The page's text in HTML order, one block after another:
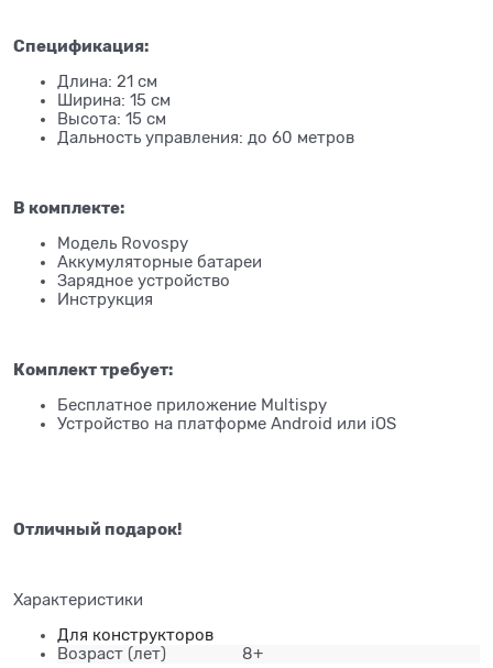
Спецификация:
Длина: 21 см
Ширина: 15 см
Высота: 15 см
Дальность управления: до 60 метров
В комплекте:
Модель Rovospy
Аккумуляторные батареи
Зарядное устройство
Инструкция
Комплект требует:
Бесплатное приложение Multispy
Устройство на платформе Android или iOS
Отличный подарок!
Характеристики
Для конструкторов
Возраст (лет) 8+